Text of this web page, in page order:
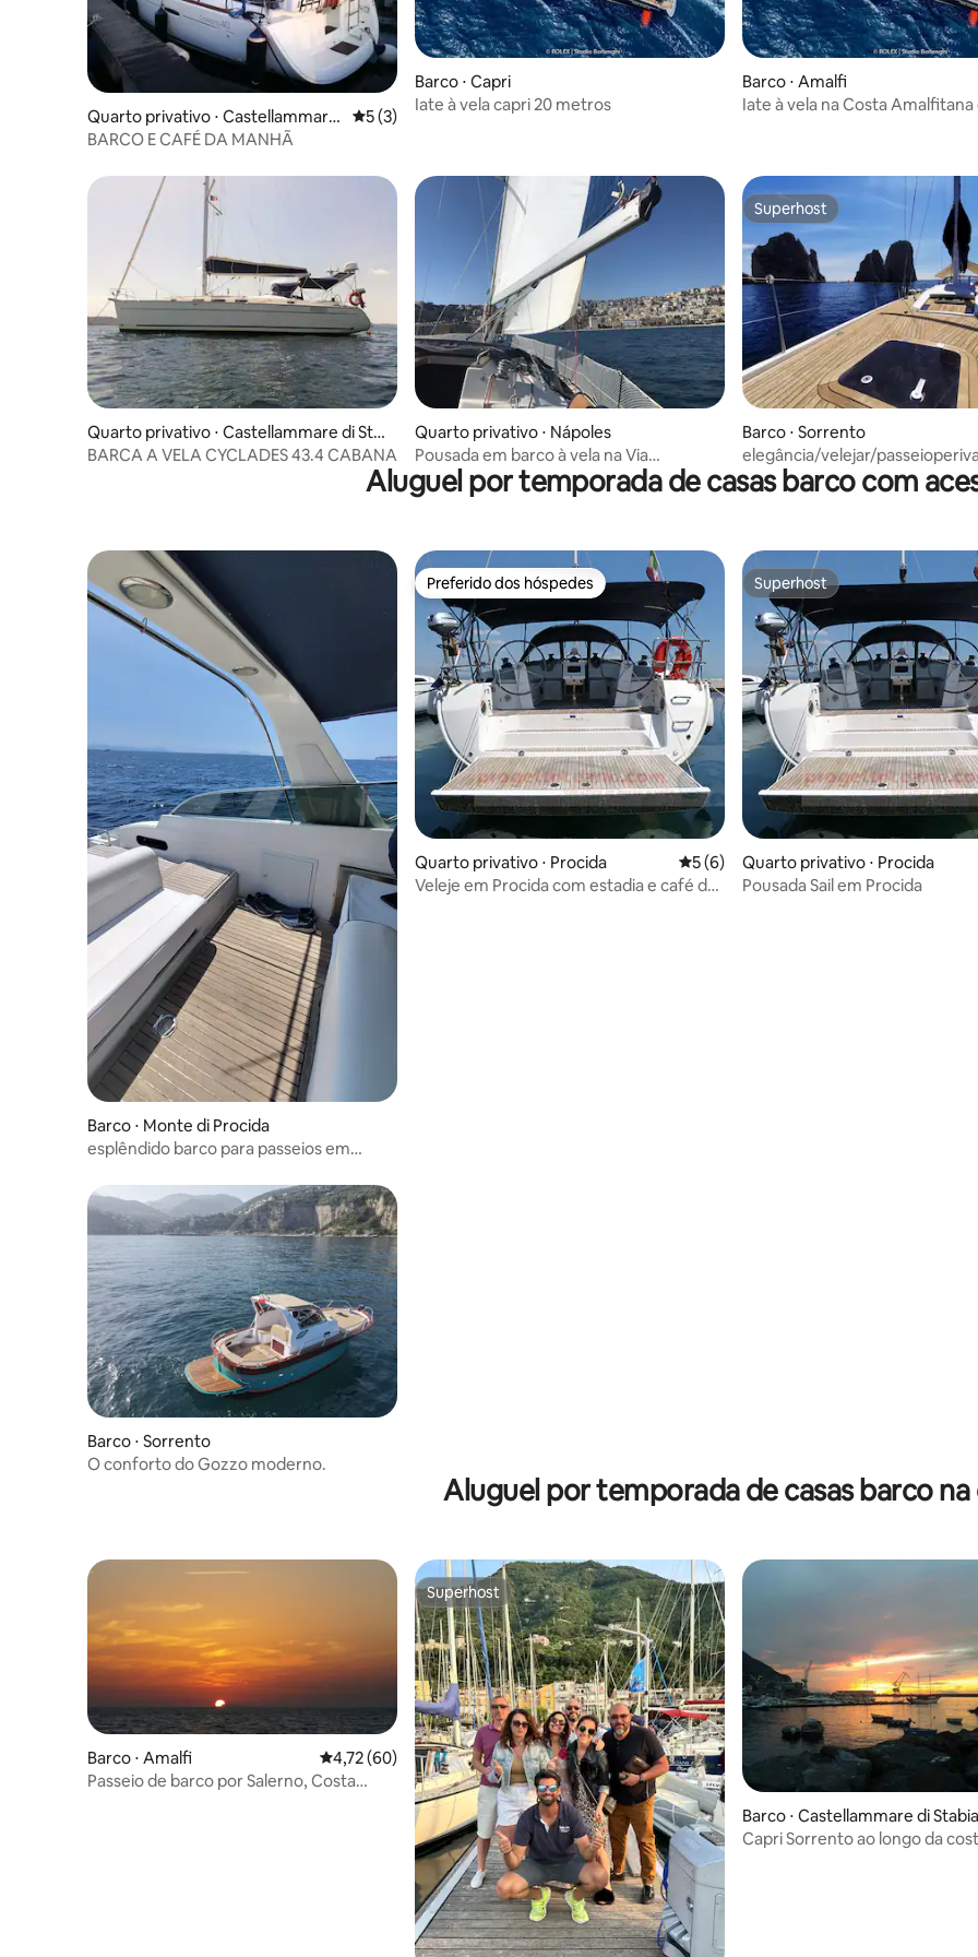
Quarto privativo ⋅ Castellammare
di Stabia
5 de uma avaliação média de 5, 3 avaliações
5 (3)
BARCO E CAFÉ DA MANHÃ
Barco ⋅ Capri
Iate à vela capri 20 metros
Barco ⋅ Amalfi
Iate à vela na Costa Amalfitana
Quarto privativo ⋅ Castellammare di Sta
bia
BARCA A VELA CYCLADES 43.4 CABANA
Quarto privativo ⋅ Nápoles
Pousada em barco à vela na Via
Caracciolo Nápoles
Superhost
Superhost
Barco ⋅ Sorrento
elegância/velejar/
Aluguel por temporada de casas barco com
Barco ⋅ Monte di Procida
esplêndido barco para passeios em
Preferido dos hóspedes
Preferido dos hóspedes
Quarto privativo ⋅ Procida 5 de uma avaliação média de 5, 6
5 (6)
Veleje em Procida com estadia e café da
Superhost
Superhost
Quarto privativo ⋅ Procida
Pousada Sail em Procida
Barco ⋅ Sorrento
O conforto do Gozzo moderno.
Aluguel por temporada de casas barco na
Barco ⋅ Amalfi 4,72 de uma avaliação média de 5, 60 avaliações
4,72 (60)
Passeio de barco por Salerno, Costa
Superhost
Superhost
Barco ⋅ Castellammare di Stabia
Capri Sorrento ao longo da